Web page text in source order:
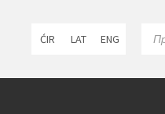
language:
ĆIR LAT ENG